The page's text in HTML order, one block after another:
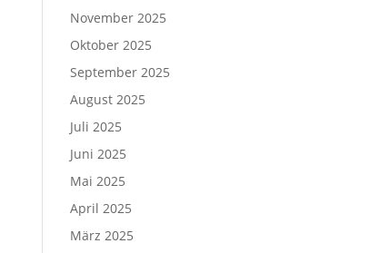
November 2025
Oktober 2025
September 2025
August 2025
Juli 2025
Juni 2025
Mai 2025
April 2025
März 2025